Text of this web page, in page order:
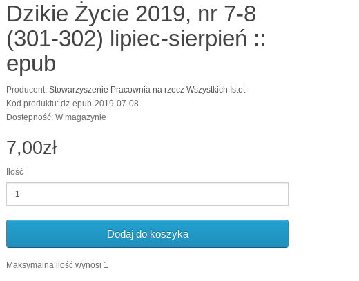
Dzikie Życie 2019, nr 7-8
(301-302) lipiec-sierpień ::
epub
Producent:Stowarzyszenie Pracownia na rzecz Wszystkich Istot
Kod produktu: dz-epub-2019-07-08
Dostępność: W magazynie
7,00zł
Ilość
Dodaj do koszyka
Maksymalna ilość wynosi 1